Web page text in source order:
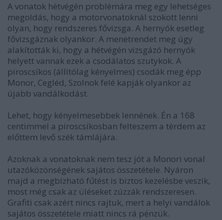
A vonatok hétvégén problémára meg egy lehetséges
megoldás, hogy a motorvonatoknál szokott lenni
olyan, hogy rendszeres fővizsga. A hernyók esetleg
fővizsgáznak olyankor. A menetrendet meg úgy
alakították ki, hogy a hétvégén vizsgázó hernyók
helyett vannak ezek a csodálatos szutykok. A
piroscsíkos (állítólag kényelmes) csodák meg épp
Monor, Cegléd, Szolnok felé kapják olyankor az
újabb vandálkodást.
Lehet, hogy kényelmesebbek lennének. Én a 168
centimmel a piroscsíkosban felteszem a térdem az
előttem levő szék támlájára.
Azoknak a vonatoknak nem tesz jót a Monori vonal
utazóközönségének sajátos összetétele. Nyáron
majd a megbízható fűtést is biztos kezelésbe veszik,
most még csak az üléseket zúzzák rendszeresen.
Grafiti csak azért nincs rajtuk, mert a helyi vandálok
sajátos összetétele miatt nincs rá pénzük.